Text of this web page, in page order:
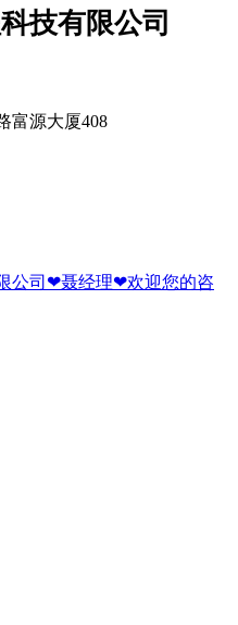
技有限公司
富源大厦408